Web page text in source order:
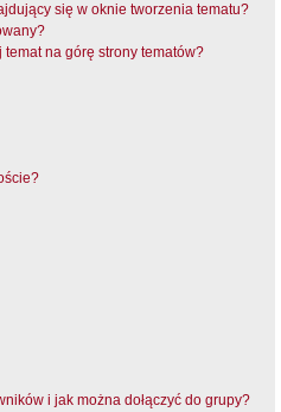
się w oknie tworzenia tematu?
na górę strony tematów?
i jak można dołączyć do grupy?